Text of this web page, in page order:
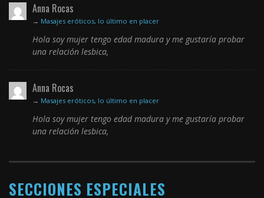
Anna Rocas
→ Masajes eróticos, lo último en placer
Hola soy mujer tengo edad madura y me gustaría probar
una relación lesbica,
Anna Rocas
→ Masajes eróticos, lo último en placer
Hola soy mujer tengo edad madura y me gustaría probar
una relación lesbica,
SECCIONES ESPECIALES